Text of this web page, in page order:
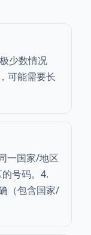
少数情况
可能需要长
一国家/地区
号码。4.
（包含国家/